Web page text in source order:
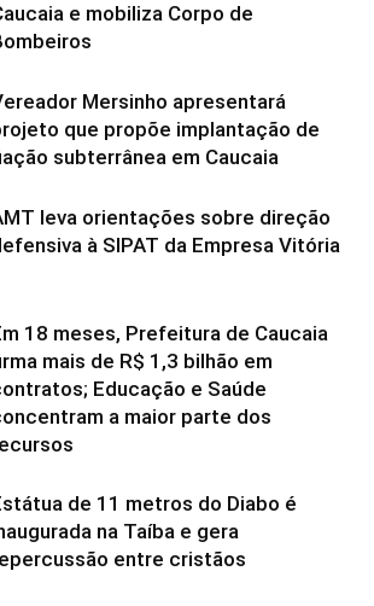
e mobiliza Corpo de
Mersinho apresentará
que propõe implantação de
subterrânea em Caucaia
leva orientações sobre direção
à SIPAT da Empresa Vitória
18 meses, Prefeitura de Caucaia
mais de R$ 1,3 bilhão em
Educação e Saúde
a maior parte dos
de 11 metros do Diabo é
na Taíba e gera
entre cristãos